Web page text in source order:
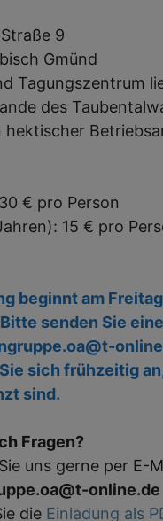
9
Gmünd
Tagungszentrum
des
hektischer
€ pro Person
15 € pro
beginnt am
senden Sie
sich frühzeitig
sind.
Fragen?
uns gerne per E-
online.de
die Einladung als